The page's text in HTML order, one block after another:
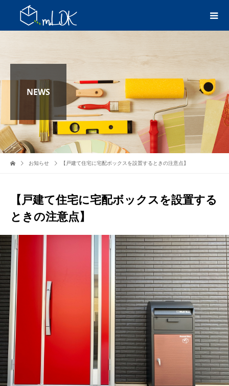
NEWS
お知らせ 【戸建て住宅に宅配ボックスを設置するときの注意点】
【戸建て住宅に宅配ボックスを設置する
ときの注意点】